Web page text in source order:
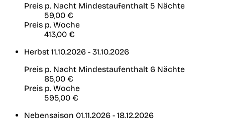
Preis p. Nacht Mindestaufenthalt 5 Nächte
59,00 €
Preis p. Woche
413,00 €
Herbst 11.10.2026 - 31.10.2026
Preis p. Nacht Mindestaufenthalt 6 Nächte
85,00 €
Preis p. Woche
595,00 €
Nebensaison 01.11.2026 - 18.12.2026